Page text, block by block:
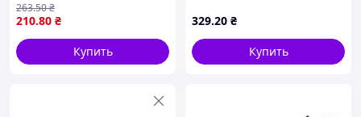
71-763
210.80 ₴
263.50₴
Купить
329.20 ₴
Купить